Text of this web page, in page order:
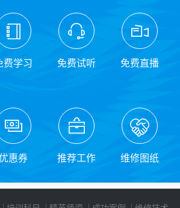
费学习 免费试听 免费直播
惠券 推荐工作 维修图纸